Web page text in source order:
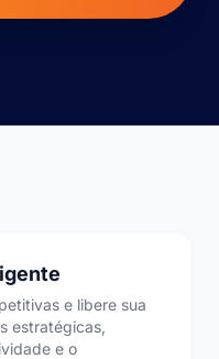
e libere sua
estratégicas,
e o